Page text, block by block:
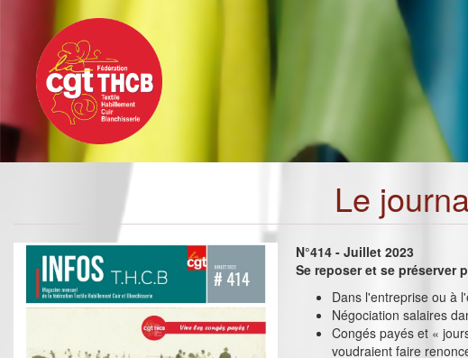
contenu
principal
Le
N°414 - Juillet 2023
Se reposer et se préserver
Dans l'entreprise ou à
Négociation salaires
Congés payés et «
voudraient faire